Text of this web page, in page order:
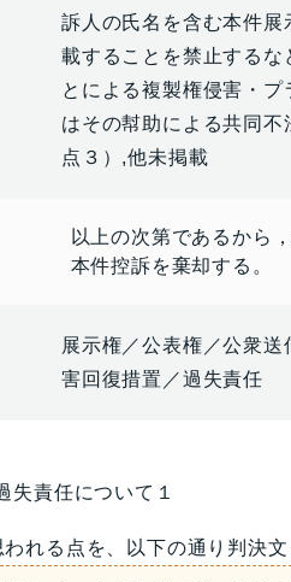
訴人の氏名を含む本件
載することを禁止するな
とによる複製権侵害・
はその幇助による共同
点３）,他未掲載
以上の次第であるから
本件控訴を棄却する。
展示権／公表権／公衆
害回復措置／過失責任
失責任について１
れる点を、以下の通り判決文